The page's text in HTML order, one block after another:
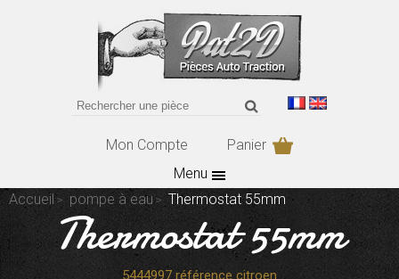
Mon Compte
Panier
Menu
Accueil
pompe à eau Thermostat 55mm
Thermostat 55mm
5444997 référence citroen